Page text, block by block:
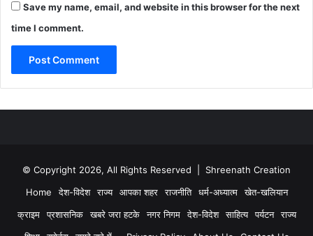
Save my name, email, and website in this browser for the next
time I comment.
© Copyright 2026, All Rights Reserved | Shreenath Creation
Home
देश-विदेश राज्य आपका शहर राजनीति धर्म-अध्यात्म
खेत-खलियान
क्राइम
प्रशासनिक खबरे जरा हटके नगर निगम देश-विदेश साहित्य पर्यटन
राज्य